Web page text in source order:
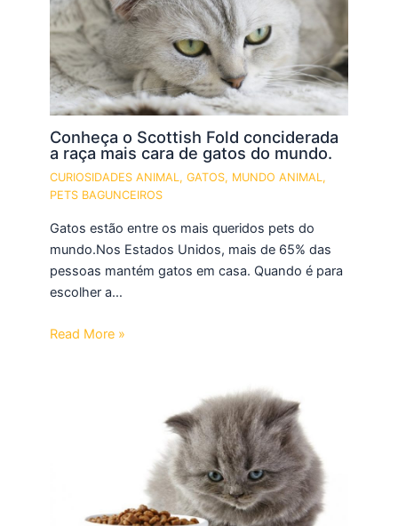
Conheça o Scottish Fold conciderada
a raça mais cara de gatos do mundo.
CURIOSIDADES ANIMAL,GATOS, MUNDO ANIMAL,
PETS BAGUNCEIROS
Gatos estão entre os mais queridos pets do
mundo.Nos Estados Unidos, mais de 65% das
pessoas mantém gatos em casa. Quando é para
escolher a…
Read More »